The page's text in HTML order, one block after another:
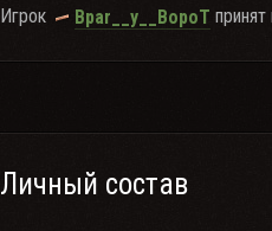
Игрок Bpar__y__BopoT принят
Личный состав